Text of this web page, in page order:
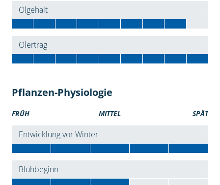
Ölgehalt
Ölertrag
Pflanzen-Physiologie
FRÜH MITTEL SPÄT
Entwicklung vor Winter
Blühbeginn